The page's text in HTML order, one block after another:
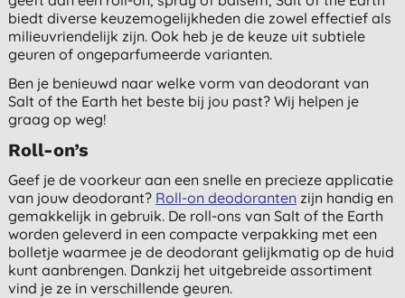
biedt diverse keuzemogelijkheden die zowel effectief als
milieuvriendelijk zijn. Ook heb je de keuze uit subtiele
geuren of ongeparfumeerde varianten.
Ben je benieuwd naar welke vorm van deodorant van
Salt of the Earth het beste bij jou past? Wij helpen je
graag op weg!
Roll-on’s
Geef je de voorkeur aan een snelle en precieze applicatie
van jouw deodorant? Roll-on deodoranten zijn handig en
gemakkelijk in gebruik. De roll-ons van Salt of the Earth
worden geleverd in een compacte verpakking met een
bolletje waarmee je de deodorant gelijkmatig op de huid
kunt aanbrengen. Dankzij het uitgebreide assortiment
vind je ze in verschillende geuren.